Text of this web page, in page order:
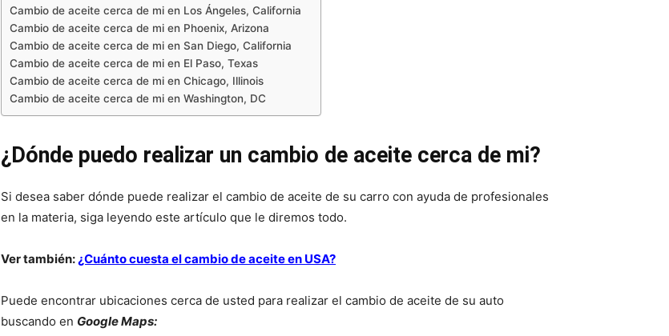
Cambio de aceite cerca de mi en Los Ángeles, California
Cambio de aceite cerca de mi en Phoenix, Arizona
Cambio de aceite cerca de mi en San Diego, California
Cambio de aceite cerca de mi en El Paso, Texas
Cambio de aceite cerca de mi en Chicago, Illinois
Cambio de aceite cerca de mi en Washington, DC
¿Dónde puedo realizar un cambio de aceite cerca de mi?
Si desea saber dónde puede realizar el cambio de aceite de su carro con ayuda de profesionales
en la materia, siga leyendo este artículo que le diremos todo.
Ver también:¿Cuánto cuesta el cambio de aceite en USA?
Puede encontrar ubicaciones cerca de usted para realizar el cambio de aceite de su auto
buscando en Google Maps: